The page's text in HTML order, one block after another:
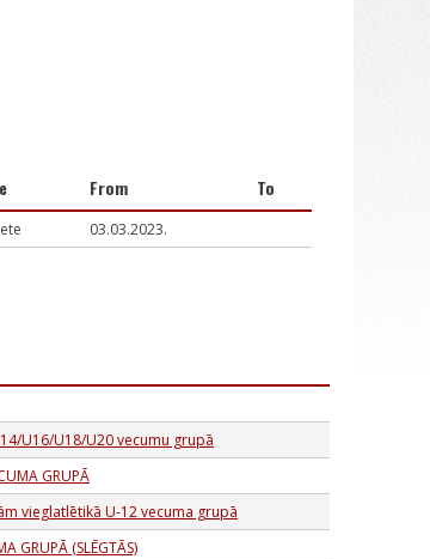
From To
03.03.2023.
U16/U18/U20 vecumu grupā
GRUPĀ
vieglatlētikā U-12 vecuma grupā
GRUPĀ (SLĒGTĀS)